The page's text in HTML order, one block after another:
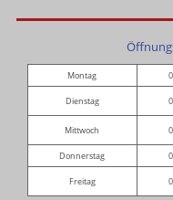
Montag
Dienstag
Mittwoch
Donnerstag
Freitag